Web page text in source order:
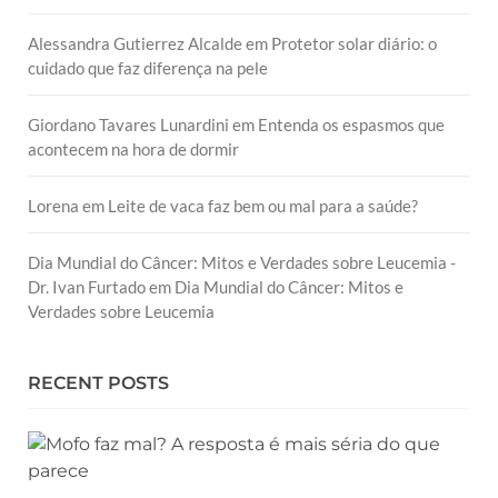
Alessandra Gutierrez Alcaldeem Protetor solar diário: o
cuidado que faz diferença na pele
Giordano Tavares Lunardini em Entenda os espasmos que
acontecem na hora de dormir
Lorena em Leite de vaca faz bem ou mal para a saúde?
Dia Mundial do Câncer: Mitos e Verdades sobre Leucemia -
Dr. Ivan Furtadoem Dia Mundial do Câncer: Mitos e
Verdades sobre Leucemia
RECENT POSTS